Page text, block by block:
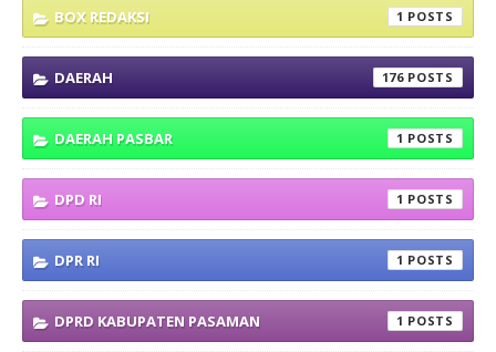
BOX REDAKSI 1
DAERAH 176
DAERAH PASBAR 1
DPD RI 1
DPR RI 1
DPRD KABUPATEN PASAMAN 1